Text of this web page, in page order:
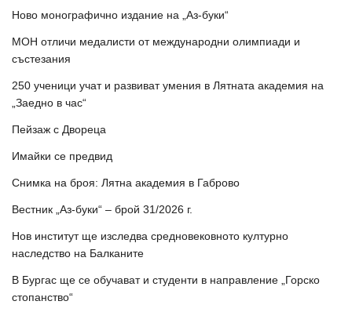
Ново монографично издание на „Аз-буки“
МОН отличи медалисти от международни олимпиади и
състезания
250 ученици учат и развиват умения в Лятната академия на
„Заедно в час“
Пейзаж с Двореца
Имайки се предвид
Снимка на броя: Лятна академия в Габрово
Вестник „Аз-буки“ – брой 31/2026 г.
Нов институт ще изследва средновековното културно
наследство на Балканите
В Бургас ще се обучават и студенти в направление „Горско
стопанство“